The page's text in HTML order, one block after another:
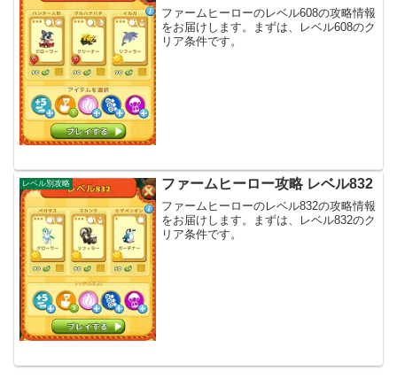
ファームヒーローのレベル608の攻略情報
をお届けします。まずは、レベル608のク
リア条件です。
レベル別攻略 ファームヒーロー攻略 レベル832
ファームヒーローのレベル832の攻略情報
をお届けします。まずは、レベル832のク
リア条件です。